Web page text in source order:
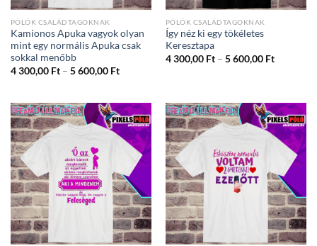
PÓLÓK CSALÁDTAGOKNAK
Kamionos Apuka vagyok olyan
mint egy normális Apuka csak
sokkal menőbb
4 300,00 Ft – 5 600,00 FtÁrtartomány:
5
600,00 Ft
PÓLÓK CSALÁDTAGOKNAK
Így néz ki egy tökéletes
Keresztapa
4 300,00 Ft – 5 600,00 Ft
600,00 Ft